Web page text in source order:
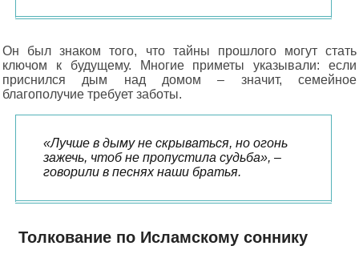
Он был знаком того, что тайны прошлого могут стать
ключом к будущему. Многие приметы указывали: если
приснился дым над домом – значит, семейное
благополучие требует заботы.
«Лучше в дыму не скрываться, но огонь
зажечь, чтоб не пропустила судьба», –
говорили в песнях наши братья.
Толкование по Исламскому соннику